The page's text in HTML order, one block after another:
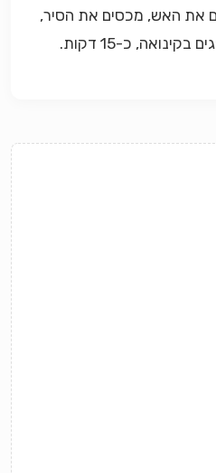
את האש, מכסים את הסיר,
כ-15 דקות.